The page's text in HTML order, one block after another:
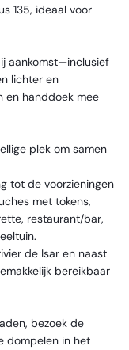
135, ideaal voor
aankomst—inclusief
lichter en
en handdoek mee
plek om samen
tot de voorzieningen
met tokens,
restaurant/bar,
de Isar en naast
bereikbaar
bezoek de
dompelen in het